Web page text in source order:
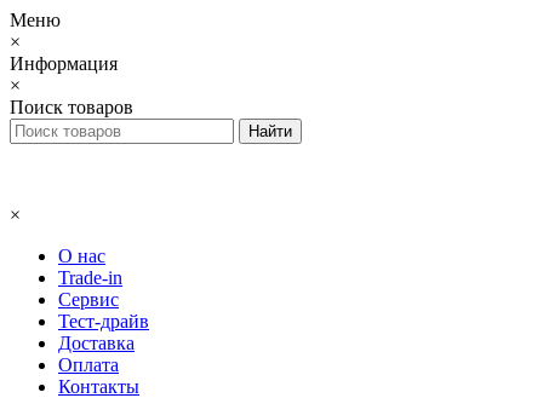
Меню
×
Информация
×
Поиск товаров
×
О нас
Trade-in
Сервис
Тест-драйв
Доставка
Оплата
Контакты